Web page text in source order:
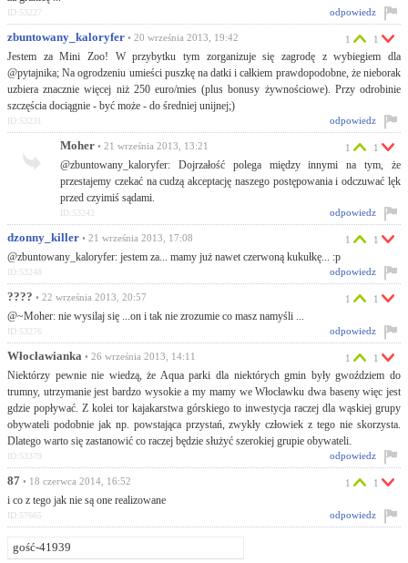
odpowiedz
ID:53227
zbuntowany_kaloryfer • 20 września 2013, 19:42
Jestem za Mini Zoo! W przybytku tym zorganizuje się zagrodę z wybiegiem dla
@pytajnika; Na ogrodzeniu umieści puszkę na datki i całkiem prawdopodobne, że nieborak
uzbiera znacznie więcej niż 250 euro/mies (plus bonusy żywnościowe). Przy odrobinie
szczęścia dociągnie - być może - do średniej unijnej;)
1 1
odpowiedz
ID:53231
Moher • 21 września 2013, 13:21
@zbuntowany_kaloryfer: Dojrzałość polega między innymi na tym, że
przestajemy czekać na cudzą akceptację naszego postępowania i odczuwać lęk
przed czyimiś sądami.
1 1
odpowiedz
ID:53242
dzonny_killer • 21 września 2013, 17:08
@zbuntowany_kaloryfer: jestem za... mamy już nawet czerwoną kukułkę... :p
1 1
odpowiedz
ID:53248
???? • 22 września 2013, 20:57
@~Moher: nie wysilaj się ...on i tak nie zrozumie co masz namyśli ...
1 1
odpowiedz
ID:53276
Włocławianka • 26 września 2013, 14:11
Niektórzy pewnie nie wiedzą, że Aqua parki dla niektórych gmin były gwoździem do
trumny, utrzymanie jest bardzo wysokie a my mamy we Włocławku dwa baseny więc jest
gdzie popływać. Z kolei tor kajakarstwa górskiego to inwestycja raczej dla wąskiej grupy
obywateli podobnie jak np. powstająca przystań, zwykły człowiek z tego nie skorzysta.
Dlatego warto się zastanowić co raczej będzie służyć szerokiej grupie obywateli.
1 1
odpowiedz
ID:53379
87 • 18 czerwca 2014, 16:52
i co z tego jak nie są one realizowane
1 1
odpowiedz
ID:57665